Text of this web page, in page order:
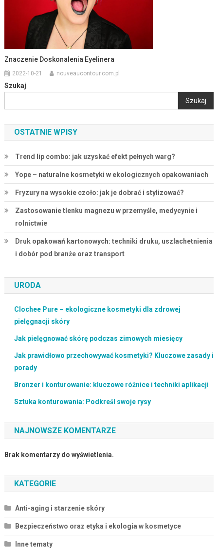
Znaczenie Doskonalenia Eyelinera
2022-10-21 nouveaucontour.com.pl
Szukaj
Szukaj
OSTATNIE WPISY
Trend lip combo: jak uzyskać efekt pełnych warg?
Yope – naturalne kosmetyki w ekologicznych opakowaniach
Fryzury na wysokie czoło: jak je dobrać i stylizować?
Zastosowanie tlenku magnezu w przemyśle, medycynie i
rolnictwie
Druk opakowań kartonowych: techniki druku, uszlachetnienia
i dobór pod branże oraz transport
URODA
Clochee Pure – ekologiczne kosmetyki dla zdrowej
pielęgnacji skóry
Jak pielęgnować skórę podczas zimowych miesięcy
Jak prawidłowo przechowywać kosmetyki? Kluczowe zasady i
porady
Bronzer i konturowanie: kluczowe różnice i techniki aplikacji
Sztuka konturowania: Podkreśl swoje rysy
NAJNOWSZE KOMENTARZE
Brak komentarzy do wyświetlenia.
KATEGORIE
Anti-aging i starzenie skóry
Bezpieczeństwo oraz etyka i ekologia w kosmetyce
Inne tematy